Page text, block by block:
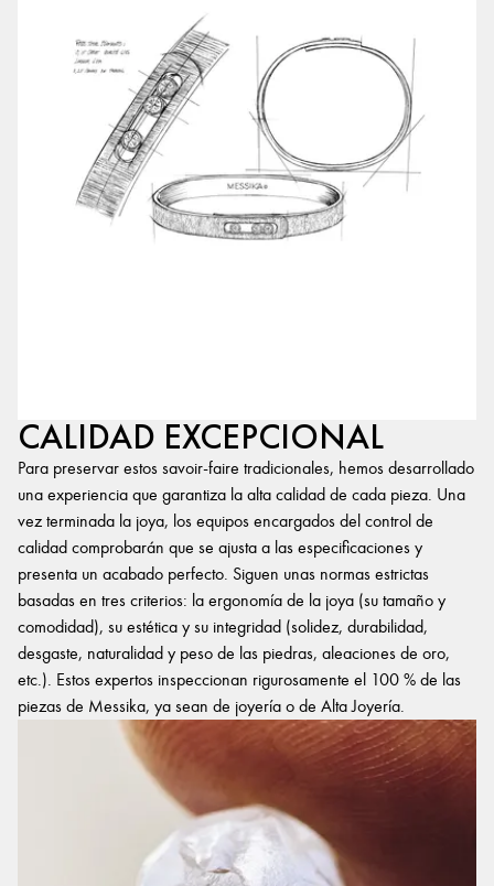
CALIDAD EXCEPCIONAL
Para preservar estos savoir-faire tradicionales, hemos desarrollado
una experiencia que garantiza la alta calidad de cada pieza. Una
vez terminada la joya, los equipos encargados del control de
calidad comprobarán que se ajusta a las especificaciones y
presenta un acabado perfecto. Siguen unas normas estrictas
basadas en tres criterios: la ergonomía de la joya (su tamaño y
comodidad), su estética y su integridad (solidez, durabilidad,
desgaste, naturalidad y peso de las piedras, aleaciones de oro,
etc.). Estos expertos inspeccionan rigurosamente el 100 % de las
piezas de Messika, ya sean de joyería o de Alta Joyería.